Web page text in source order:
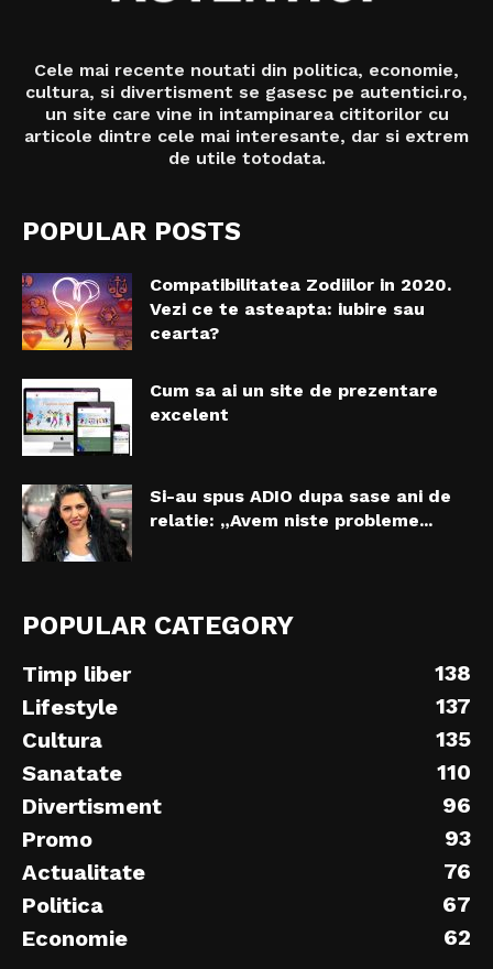
Cele mai recente noutati din politica, economie,
cultura, si divertisment se gasesc pe autentici.ro,
un site care vine in intampinarea cititorilor cu
articole dintre cele mai interesante, dar si extrem
de utile totodata.
POPULAR POSTS
Compatibilitatea Zodiilor in 2020.
Vezi ce te asteapta: iubire sau
cearta?
Cum sa ai un site de prezentare
excelent
Si-au spus ADIO dupa sase ani de
relatie: „Avem niste probleme...
POPULAR CATEGORY
Timp liber
138
Lifestyle
137
Cultura
135
Sanatate
110
Divertisment
96
Promo
93
Actualitate
76
Politica
67
Economie
62